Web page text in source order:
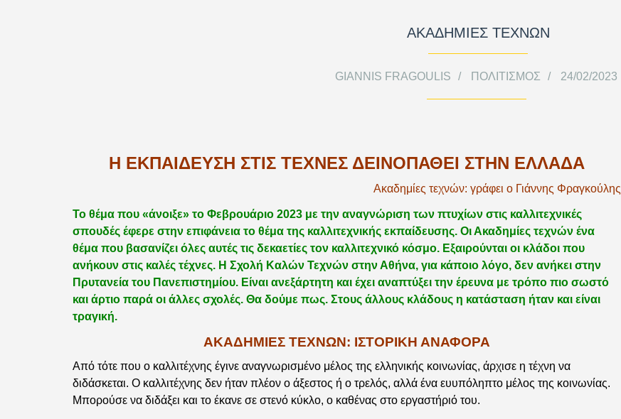
ΑΚΑΔΗΜΙΕΣ ΤΕΧΝΩΝ
GIANNIS FRAGOULIS ΠΟΛΙΤΙΣΜΌΣ 24/02/2023
Η ΕΚΠΑΙΔΕΥΣΗ ΣΤΙΣ ΤΕΧΝΕΣ ΔΕΙΝΟΠΑΘΕΙ ΣΤΗΝ ΕΛΛΑΔΑ
Ακαδημίες τεχνών: γράφει ο Γιάννης Φραγκούλης
Το θέμα που «άνοιξε» το Φεβρουάριο 2023 με την αναγνώριση των πτυχίων στις καλλιτεχνικές
σπουδές έφερε στην επιφάνεια το θέμα της καλλιτεχνικής εκπαίδευσης. Οι Ακαδημίες τεχνών ένα
θέμα που βασανίζει όλες αυτές τις δεκαετίες τον καλλιτεχνικό κόσμο. Εξαιρούνται οι κλάδοι που
ανήκουν στις καλές τέχνες. Η Σχολή Καλών Τεχνών στην Αθήνα, για κάποιο λόγο, δεν ανήκει στην
Πρυτανεία του Πανεπιστημίου. Είναι ανεξάρτητη και έχει αναπτύξει την έρευνα με τρόπο πιο σωστό
και άρτιο παρά οι άλλες σχολές. Θα δούμε πως. Στους άλλους κλάδους η κατάσταση ήταν και είναι
τραγική.
ΑΚΑΔΗΜΙΕΣ ΤΕΧΝΩΝ: ΙΣΤΟΡΙΚΗ ΑΝΑΦΟΡΑ
Από τότε που ο καλλιτέχνης έγινε αναγνωρισμένο μέλος της ελληνικής κοινωνίας, άρχισε η τέχνη να
διδάσκεται. Ο καλλιτέχνης δεν ήταν πλέον ο άξεστος ή ο τρελός, αλλά ένα ευυπόληπτο μέλος της κοινωνίας.
Μπορούσε να διδάξει και το έκανε σε στενό κύκλο, ο καθένας στο εργαστήριό του.